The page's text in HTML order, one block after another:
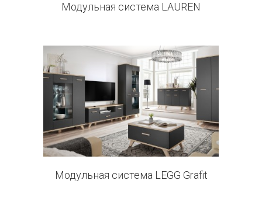
Модульная система LAUREN
0 products
Модульная система LEGG Grafit